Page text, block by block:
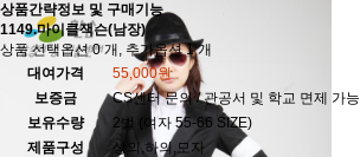
상품간략정보 및 구매기능
1149.마이클잭슨(남장)
상품 선택옵션 0 개, 추가옵션 1 개
대여가격
55,000원
보증금
CS센터 문의 / 관공서 및 학교 면제 가능
보유수량
2벌 (여자 55-66 SIZE)
제품구성
상의,하의,모자